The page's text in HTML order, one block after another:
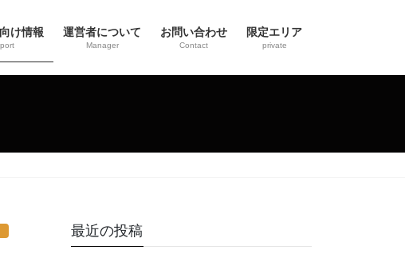
け情報 運営者について
Manager
お問い合わせ
Contact
限定エリア
private
最近の投稿